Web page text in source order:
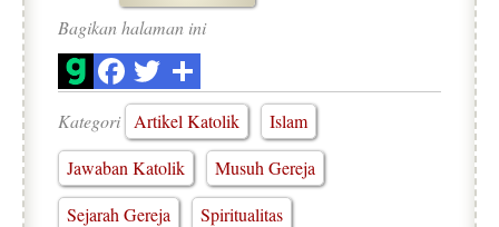
Bagikan halaman ini
Kategori Artikel Katolik
Islam
Jawaban Katolik
Musuh Gereja
Sejarah Gereja
Spiritualitas